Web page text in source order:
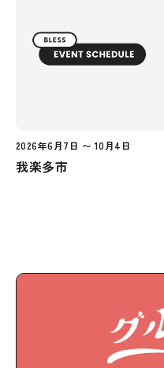
2026年6月7日 〜 10月4日
我楽多市